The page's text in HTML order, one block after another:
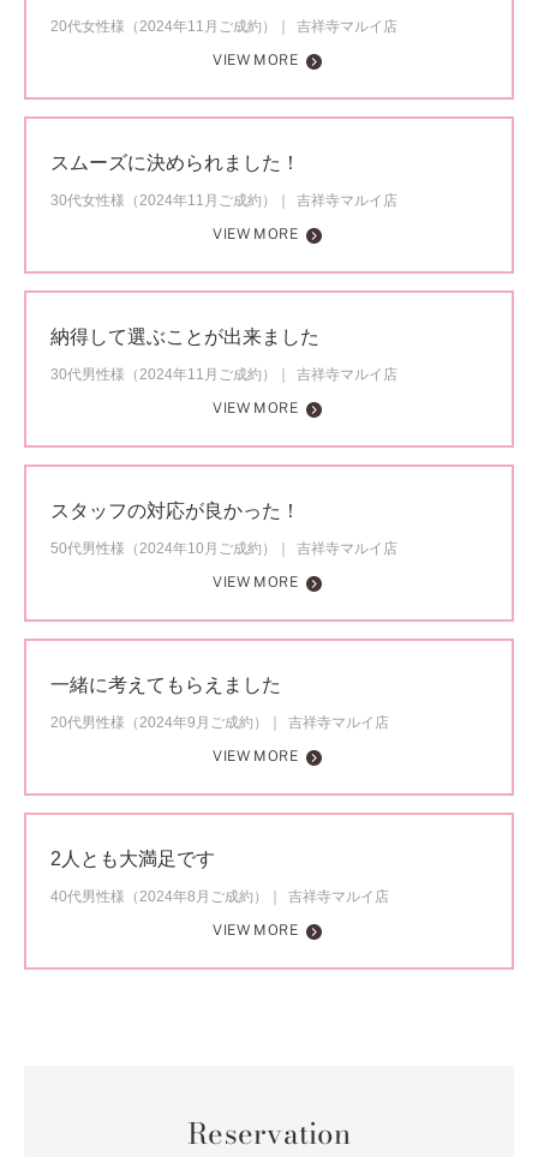
20代女性様（2024年11月ご成約）
吉祥寺マルイ店
VIEW MORE
スムーズに決められました！
30代女性様（2024年11月ご成約）
吉祥寺マルイ店
VIEW MORE
納得して選ぶことが出来ました
30代男性様（2024年11月ご成約）
吉祥寺マルイ店
VIEW MORE
スタッフの対応が良かった！
50代男性様（2024年10月ご成約）
吉祥寺マルイ店
VIEW MORE
一緒に考えてもらえました
20代男性様（2024年9月ご成約）
吉祥寺マルイ店
VIEW MORE
2人とも大満足です
40代男性様（2024年8月ご成約）
吉祥寺マルイ店
VIEW MORE
Reservation